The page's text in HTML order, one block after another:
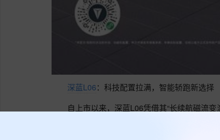
深蓝L06：科技配置拉满，智能轿跑新选择
自上市以来，深蓝L06凭借其“长续航磁流